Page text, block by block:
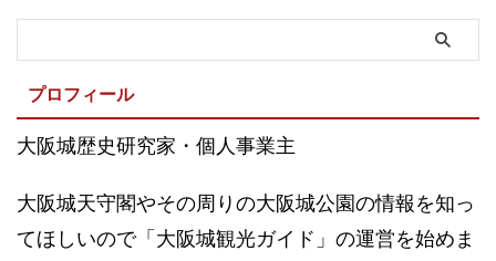
プロフィール
大阪城歴史研究家・個人事業主
大阪城天守閣やその周りの大阪城公園の情報を知っ
てほしいので「大阪城観光ガイド」の運営を始めま